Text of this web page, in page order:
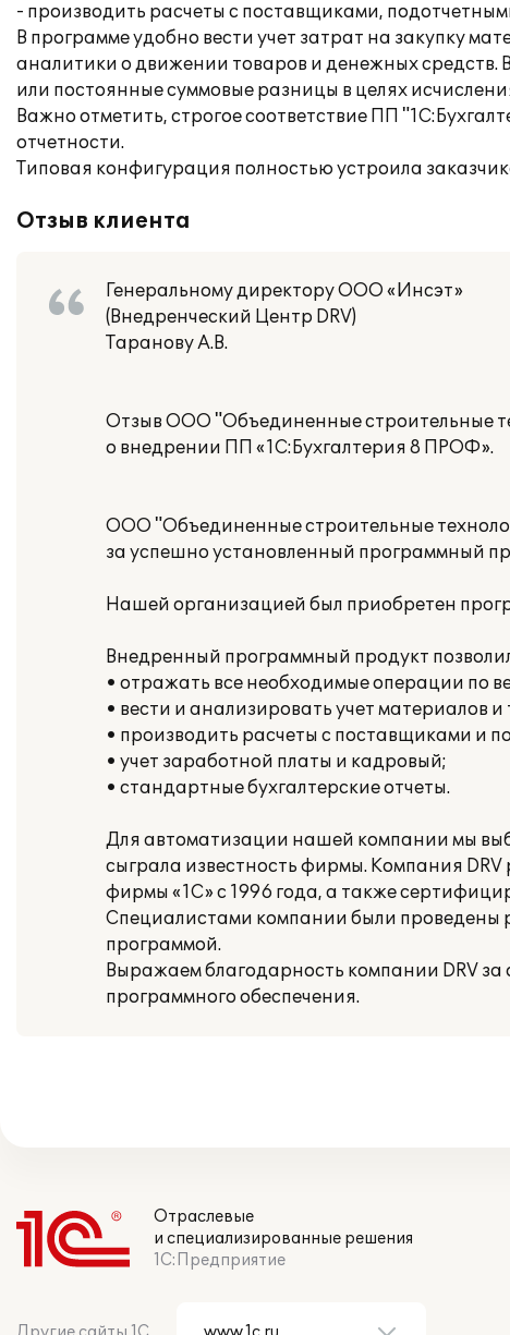
- производить расчеты с поставщиками,
В программе удобно вести учет затрат на закупку
аналитики о движении товаров и денежных средств.
или постоянные суммовые разницы в целях
Важно отметить, строгое соответствие ПП
отчетности.
Типовая конфигурация полностью устроила
Отзыв клиента
Генеральному директору ООО «Инсэт»
(Внедренческий Центр DRV)
Таранову А.В.
Отзыв ООО "Объединенные строительные
о внедрении ПП «1С:Бухгалтерия 8 ПРОФ».
ООО "Объединенные строительные
за успешно установленный программный
Нашей организацией был приобретен
Внедренный программный продукт
• отражать все необходимые операции по
• вести и анализировать учет материалов и
• производить расчеты с поставщиками и
• учет заработной платы и кадровый;
• стандартные бухгалтерские отчеты.
Для автоматизации нашей компании мы
сыграла известность фирмы. Компания
фирмы «1С» с 1996 года, а также
Специалистами компании были проведены
программой.
Выражаем благодарность компании DRV
программного обеспечения.
Отраслевые
и специализированные решения
1С:Предприятие